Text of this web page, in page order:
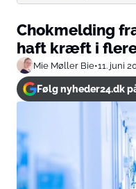
Chokmelding
haft kræft i
Mie Møller Bie•11. juni
Følg nyheder24.dk